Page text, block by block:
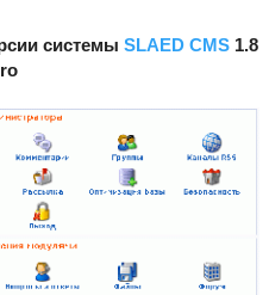
системы SLAED CMS 1.8